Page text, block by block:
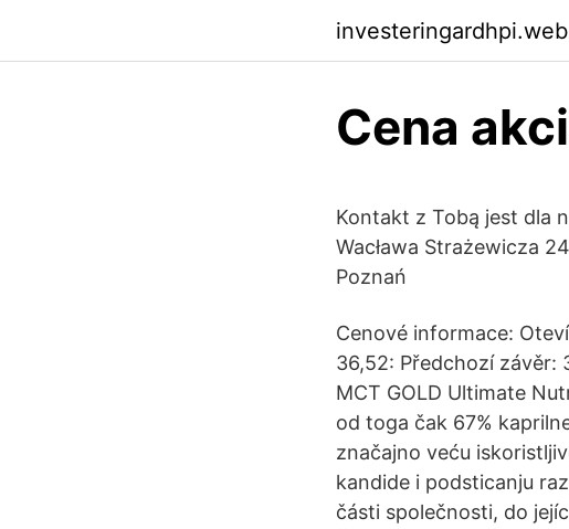
Cena
Kontakt z Tobą jest dla
Wacława Strażewicza
Poznań
Cenové informace:
36,52: Předchozí závěr:
MCT GOLD Ultimate
od toga čak 67%
značajno veću
kandide i podsticanju
části společnosti, do